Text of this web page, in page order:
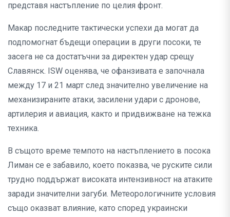
представя настъпление по целия фронт.
Макар последните тактически успехи да могат да
подпомогнат бъдещи операции в други посоки, те
засега не са достатъчни за директен удар срещу
Славянск. ISW оценява, че офанзивата е започнала
между 17 и 21 март след значително увеличение на
механизираните атаки, засилени удари с дронове,
артилерия и авиация, както и придвижване на тежка
техника.
В същото време темпото на настъплението в посока
Лиман се е забавило, което показва, че руските сили
трудно поддържат високата интензивност на атаките
заради значителни загуби. Метеорологичните условия
също оказват влияние, като според украински